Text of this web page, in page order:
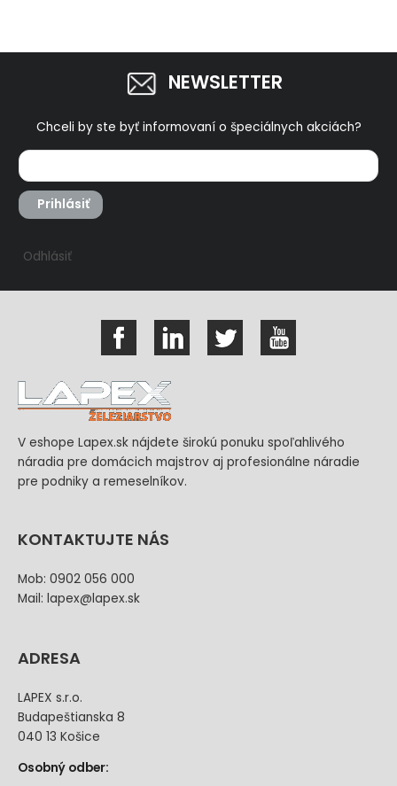
NEWSLETTER
Chceli by ste byť informovaní o špeciálnych akciách?
Prihlásiť
Odhlásiť
V eshope Lapex.sk nájdete širokú ponuku spoľahlivého
náradia pre domácich majstrov aj profesionálne náradie
pre podniky a remeselníkov.
KONTAKTUJTE NÁS
Mob: 0902 056 000
Mail: lapex@lapex.sk
ADRESA
LAPEX s.r.o.
Budapeštianska 8
040 13 Košice
Osobný odber: